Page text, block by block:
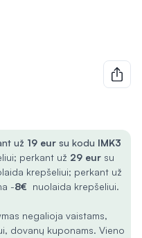
už 19 eur su kodu IMK3
perkant už 29 eur su
krepšeliui; perkant už
-8€ nuolaida krepšeliui.
negalioja vaistams,
dovanų kuponams. Vieno